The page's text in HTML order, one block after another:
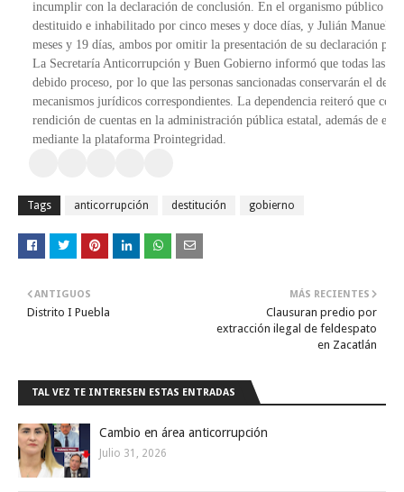
incumplir con la declaración de conclusión. En el organismo público
destituido e inhabilitado por cinco meses y doce días, y Julián Manuel
meses y 19 días, ambos por omitir la presentación de su declaración
La Secretaría Anticorrupción y Buen Gobierno informó que todas las
debido proceso, por lo que las personas sancionadas conservarán el
mecanismos jurídicos correspondientes. La dependencia reiteró que
rendición de cuentas en la administración pública estatal, además de
mediante la plataforma Prointegridad.
Tags anticorrupción destitución gobierno
MÁS RECIENTES
Clausuran predio por
extracción ilegal de feldespato
en Zacatlán
ANTIGUOS
Distrito I Puebla
TAL VEZ TE INTERESEN ESTAS ENTRADAS
Cambio en área anticorrupción
Julio 31, 2026